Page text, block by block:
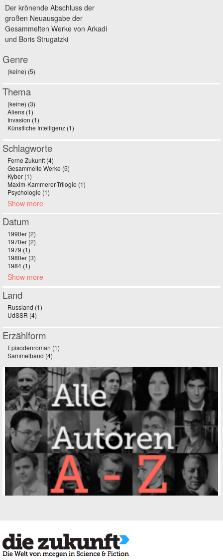
Der krönende Abschluss der
großen Neuausgabe der
Gesammelten Werke von Arkadi
und Boris Strugatzki
Genre
(keine) (5)
Thema
(keine) (3)
Aliens (1)
Invasion (1)
Künstliche Intelligenz (1)
Schlagworte
Ferne Zukunft (4)
Gesammelte Werke (5)
Kyber (1)
Maxim-Kammerer-Trilogie (1)
Psychologie (1)
Show more
Datum
1990er (2)
1970er (2)
1979 (1)
1980er (3)
1984 (1)
Show more
Land
Russland (1)
UdSSR (4)
Erzählform
Episodenroman (1)
Sammelband (4)